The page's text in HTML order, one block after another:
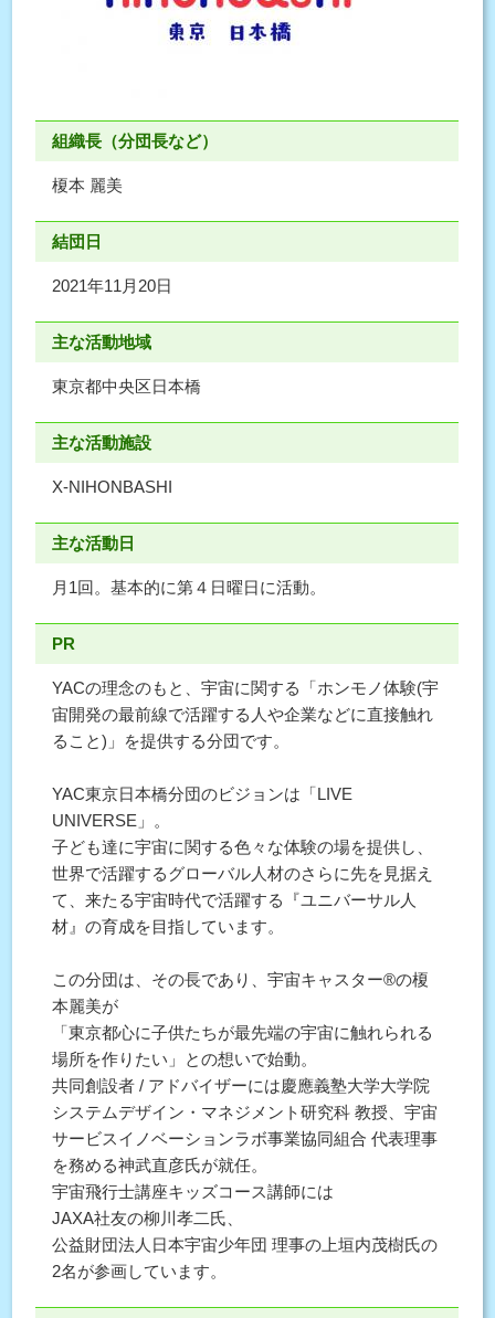
組織長（分団長など）
榎本 麗美
結団日
2021年11月20日
主な活動地域
東京都中央区日本橋
主な活動施設
X-NIHONBASHI
主な活動日
月1回。基本的に第４日曜日に活動。
PR
YACの理念のもと、宇宙に関する「ホンモノ体験(宇
宙開発の最前線で活躍する⼈や企業などに直接触れ
ること)」を提供する分団です。
YAC東京⽇本橋分団のビジョンは「LIVE
UNIVERSE」。
⼦ども達に宇宙に関する⾊々な体験の場を提供し、
世界で活躍するグローバル⼈材のさらに先を⾒据え
て、来たる宇宙時代で活躍する『ユニバーサル⼈
材』の育成を⽬指しています。
この分団は、その⻑であり、宇宙キャスター®の榎
本麗美が
「東京都⼼に⼦供たちが最先端の宇宙に触れられる
場所を作りたい」との想いで始動。
共同創設者 / アドバイザーには慶應義塾⼤学⼤学院
システムデザイン・マネジメント研究科 教授、宇宙
サービスイノベーションラボ事業協同組合 代表理事
を務める神武直彦⽒が就任。
宇宙⾶⾏⼠講座キッズコース講師には
JAXA社友の柳川孝⼆⽒、
公益財団法人日本宇宙少年団 理事の上垣内茂樹⽒の
2名が参画しています。